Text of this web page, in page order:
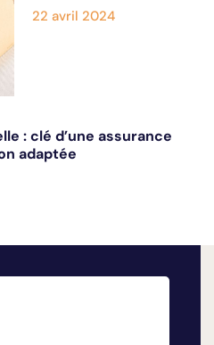
22 avril 2024
: clé d’une assurance
adaptée